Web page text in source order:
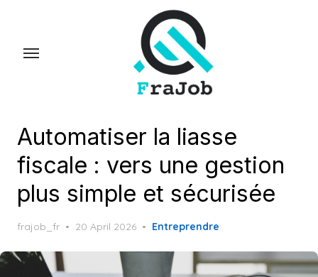
Automatiser la liasse
fiscale : vers une gestion
plus simple et sécurisée
frajob_fr
Posted
20 April 2026 Entreprendre